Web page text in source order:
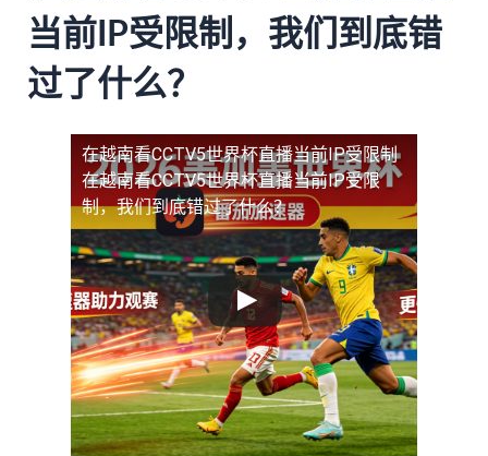
当前IP受限制，我们到底错
过了什么？
在越南看CCTV5世界杯直播当前IP受限制
在越南看CCTV5世界杯直播当前IP受限
制，我们到底错过了什么？